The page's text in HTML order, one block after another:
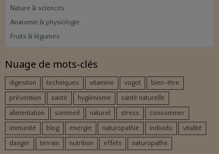
Nature & sciences
Anatomie & physiologie
Fruits & légumes
Nuage de mots-clés
digestion techniques vitamine vogot
bien-être
prévention
santé hygiénisme
santé naturelle
alimentation
sommeil naturel stress
consommer
immunité
blog energie naturopathie individu
vitalité
danger
terrain nutrition effets naturopathe